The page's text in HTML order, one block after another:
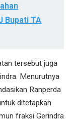
Bupati TA
tersebut juga
Menurutnya
Ranperda
ditetapkan
fraksi Gerindra